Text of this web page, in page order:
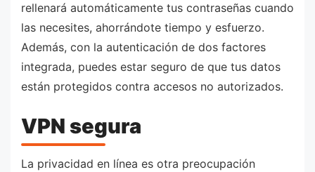
rellenará automáticamente tus contraseñas cuando
las necesites, ahorrándote tiempo y esfuerzo.
Además, con la autenticación de dos factores
integrada, puedes estar seguro de que tus datos
están protegidos contra accesos no autorizados.
VPN segura
La privacidad en línea es otra preocupación